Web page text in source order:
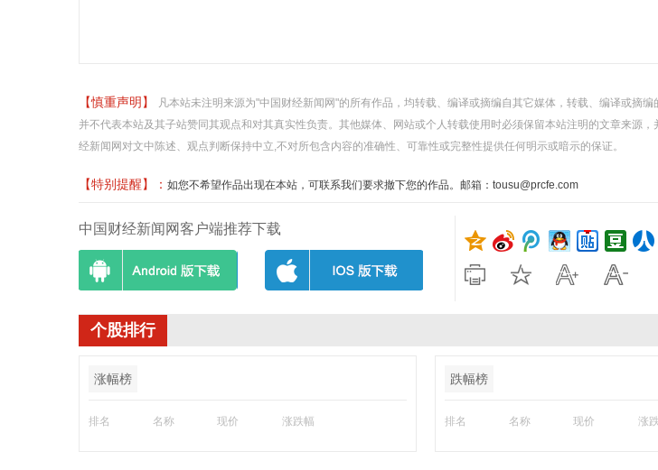
【慎重声明】
凡本站未注明来源为"中国财经新闻网"的所有作品，均转载、编译或摘编自其它媒体，转载、编译或摘编
并不代表本站及其子站赞同其观点和对其真实性负责。其他媒体、网站或个人转载使用时必须保留本站注明的文章来源，
经新闻网对文中陈述、观点判断保持中立,不对所包含内容的准确性、可靠性或完整性提供任何明示或暗示的保证。
【特别提醒】： 如您不希望作品出现在本站，可联系我们要求撤下您的作品。邮箱：tousu@prcfe.com
中国财经新闻网客户端推荐下载
个股排行
涨幅榜
排名 名称 现价 涨跌幅
跌幅榜
排名 名称 现价 涨